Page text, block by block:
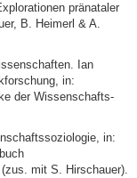
pränataler
B. Heimerl & A.
Ian
in:
der Wissenschafts-
in:
mit S. Hirschauer).